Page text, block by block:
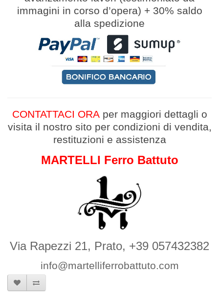
immagini in corso d’opera) + 30% saldo
alla spedizione
CONTATTACI ORAper maggiori dettagli o
visita il nostro sito per condizioni di vendita,
restituzioni e assistenza
MARTELLI Ferro Battuto
Via Rapezzi 21, Prato, +39 057432382
info@martelliferrobattuto.com